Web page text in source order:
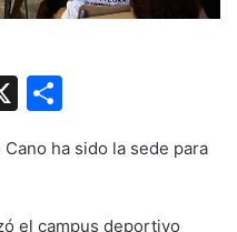
X
m
ha sido la sede para
el campus deportivo